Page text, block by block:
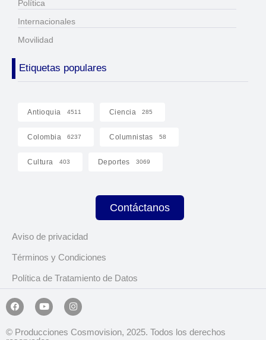
Política
Internacionales
Movilidad
Etiquetas populares
Antioquia 4511 Ciencia 285
Colombia 6237 Columnistas 58
Cultura 403 Deportes 3069
Contáctanos
Aviso de privacidad
Términos y Condiciones
Política de Tratamiento de Datos
© Producciones Cosmovision, 2025. Todos los derechos